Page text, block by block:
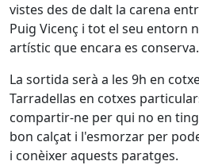
vistes des de dalt la carena
Puig Vicenç i tot el seu entorn
artístic que encara es conserva.
La sortida serà a les 9h en
Tarradellas en cotxes
compartir-ne per qui no en
bon calçat i l'esmorzar per
i conèixer aquests paratges.